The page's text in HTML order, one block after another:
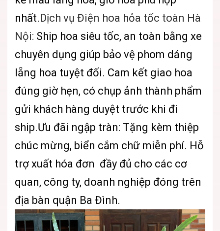
nhất.Dịch vụ Điện hoa hỏa tốc toàn Hà
Nội: Ship hoa siêu tốc, an toàn bằng xe
chuyên dụng giúp bảo vệ phom dáng
lẵng hoa tuyệt đối. Cam kết giao hoa
đúng giờ hẹn, có chụp ảnh thành phẩm
gửi khách hàng duyệt trước khi đi
ship.Ưu đãi ngập tràn: Tặng kèm thiệp
chúc mừng, biển cắm chữ miễn phí. Hỗ
trợ xuất hóa đơn đầy đủ cho các cơ
quan, công ty, doanh nghiệp đóng trên
địa bàn quận Ba Đình.